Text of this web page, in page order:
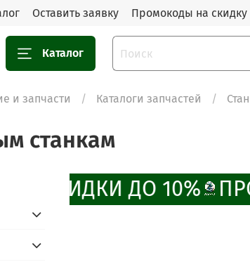
Оставить заявку Промокоды на скидку
Каталог
и запчасти Каталоги запчастей
станкам
СКИДКИ ДО 10%